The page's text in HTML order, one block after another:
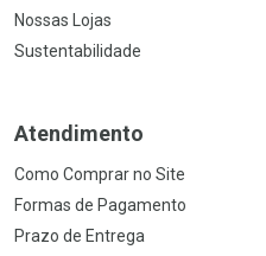
Nossas Lojas
Sustentabilidade
Atendimento
Como Comprar no Site
Formas de Pagamento
Prazo de Entrega